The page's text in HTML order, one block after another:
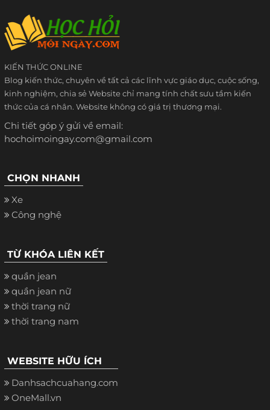
KIẾN THỨC ONLINE
Blog kiến thức, chuyên về tất cả các lĩnh vực giáo dục, cuộc sống,
kinh nghiệm, chia sẻ Website chỉ mang tính chất sưu tầm kiến
thức của cá nhân. Website không có giá trị thương mại.
Chi tiết góp ý gửi về email:
hochoimoingay.com@gmail.com
CHỌN NHANH
Xe
Công nghệ
TỪ KHÓA LIÊN KẾT
quần jean
quần jean nữ
thời trang nữ
thời trang nam
WEBSITE HỮU ÍCH
Danhsachcuahang.com
OneMall.vn